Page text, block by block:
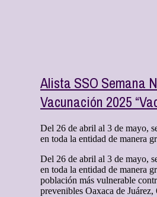
Alista SSO Semana
Vacunación 2025
Del 26 de abril al 3 de mayo,
en toda la entidad de manera
Del 26 de abril al 3 de mayo,
en toda la entidad de manera
población más vulnerable
prevenibles Oaxaca de Juárez,